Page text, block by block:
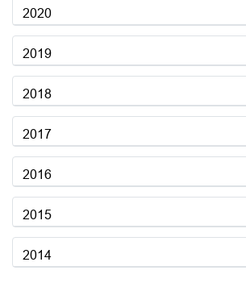
2020
2019
2018
2017
2016
2015
2014